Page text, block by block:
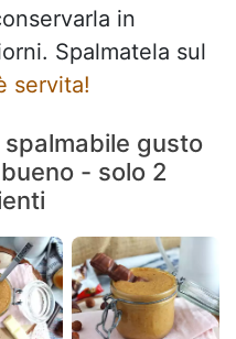
in
Spalmatela sul
servita!
spalmabile gusto
- solo 2